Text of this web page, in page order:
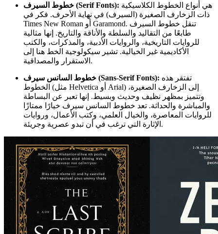
خطوط السيرف (Serif Fonts):
ذات الزخارف الصغيرة (السيرف) في نهاية الأحرف. فكر في
Times New Roman أو Garamond. تنقل خطوط السيرف
طابعًا من التقاليد والسلطة والأناقة والتاريخ. إنها مثالية
للروايات التاريخية، والروايات الأدبية، والمذكرات، والكتب
الأكاديمية غير الخيالية. تشير سيكولوجية الخط هنا إلى
الاستقرار والمصداقية.
خطوط السانس سيرف (Sans-Serif Fonts):
الخطوط (مثل Helvetica أو Arial) إلى الزخارف الصغيرة،
وتتميز بمظهر نظيف وحديث وبسيط. إنها تعبر عن البساطة
والمباشرة والحداثة. تعد خطوط السانس سيرف خيارًا ممتازًا
للروايات المعاصرة، والخيال العلمي، وكتب الأعمال، وروايات
الإثارة التي ترغب في أن تبدو عصرية وجريئة.